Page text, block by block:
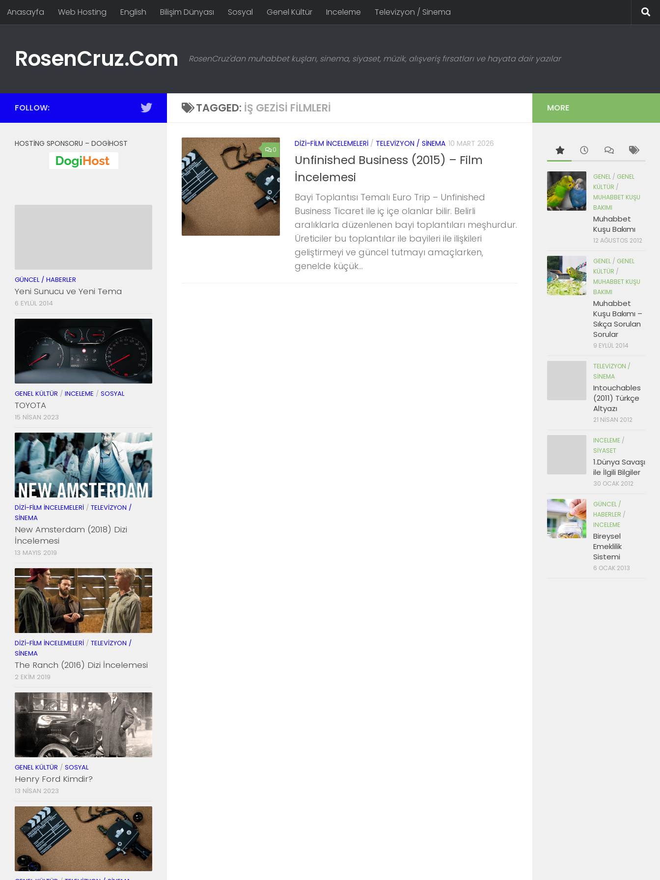
Skip to content
Anasayfa Web Hosting English Bilişim Dünyası Sosyal Genel Kültür Inceleme Televizyon / Sinema
RosenCruz.Com RosenCruz'dan muhabbet kuşları, sinema, siyaset, müzik, alışveriş fırsatları ve hayata dair yazılar
TAGGED: IŞ GEZISI FILMLERI
0
DIZI-FILM İNCELEMELERI / TELEVIZYON / SINEMA 10 MART 2026
Unfinished Business (2015) – Film
İncelemesi
Bayi Toplantısı Temalı Euro Trip – Unfinished
Business Ticaret ile iç içe olanlar bilir. Belirli
aralıklarla düzenlenen bayi toplantıları meşhurdur.
Üreticiler bu toplantılar ile bayileri ile ilişkileri
geliştirmeyi ve güncel tutmayı amaçlarken,
genelde küçük...
FOLLOW:
HOSTING SPONSORU – DOGIHOST
GÜNCEL / HABERLER
Yeni Sunucu ve Yeni Tema
6 EYLÜL 2014
GENEL KÜLTÜR / INCELEME / SOSYAL
TOYOTA
15 NISAN 2023
DIZI-FILM İNCELEMELERI / TELEVIZYON /
SINEMA
New Amsterdam (2018) Dizi
İncelemesi
13 MAYIS 2019
DIZI-FILM İNCELEMELERI / TELEVIZYON /
SINEMA
The Ranch (2016) Dizi İncelemesi
2 EKIM 2019
GENEL KÜLTÜR / SOSYAL
Henry Ford Kimdir?
13 NISAN 2023
MORE
GENEL / GENEL
KÜLTÜR /
MUHABBET KUŞU
BAKIMI
Muhabbet
Kuşu Bakımı
12 AĞUSTOS 2012
GENEL / GENEL
KÜLTÜR /
MUHABBET KUŞU
BAKIMI
Muhabbet
Kuşu Bakımı –
Sıkça Sorulan
Sorular
9 EYLÜL 2014
TELEVIZYON /
SINEMA
Intouchables
(2011) Türkçe
Altyazı
21 NISAN 2012
INCELEME /
SIYASET
1.Dünya Savaşı
ile İlgili Bilgiler
30 OCAK 2012
GÜNCEL /
HABERLER /
INCELEME
Bireysel
Emeklilik
Sistemi
6 OCAK 2013